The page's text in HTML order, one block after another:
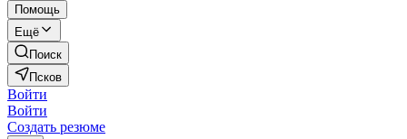
Помощь
Ещё
Поиск
Псков
Войти
Войти
Создать резюме